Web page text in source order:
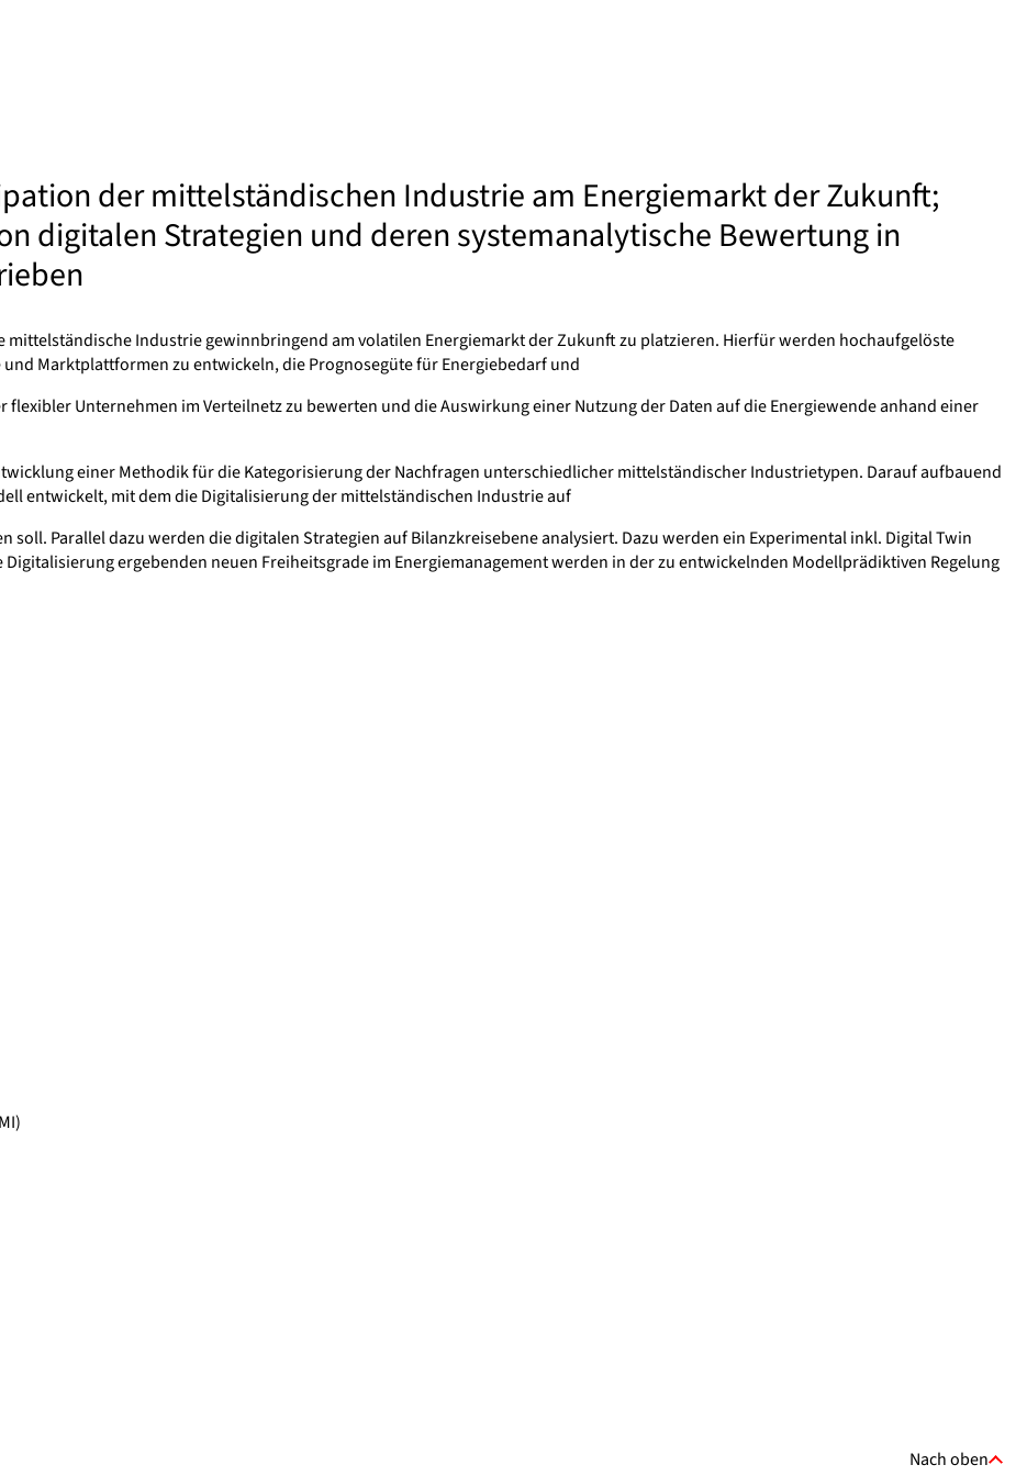
der mittelständischen Industrie am Energiemarkt der Zukunft;
digitalen Strategien und deren systemanalytische Bewertung in
mittelständische Industrie gewinnbringend am volatilen Energiemarkt der Zukunft zu platzieren. Hierfür werden hochaufgelöste
Marktplattformen zu entwickeln, die Prognosegüte für Energiebedarf und
Unternehmen im Verteilnetz zu bewerten und die Auswirkung einer Nutzung der Daten auf die Energiewende anhand einer
einer Methodik für die Kategorisierung der Nachfragen unterschiedlicher mittelständischer Industrietypen. Darauf aufbauend
entwickelt, mit dem die Digitalisierung der mittelständischen Industrie auf
soll. Parallel dazu werden die digitalen Strategien auf Bilanzkreisebene analysiert. Dazu werden ein Experimental inkl. Digital Twin
ergebenden neuen Freiheitsgrade im Energiemanagement werden in der zu entwickelnden Modellprädiktiven Regelung
Nach oben